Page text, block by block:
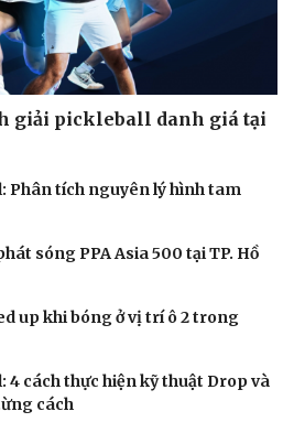
giải pickleball danh giá tại
Phân tích nguyên lý hình tam
sóng PPA Asia 500 tại TP. Hồ
up khi bóng ở vị trí ô 2 trong
4 cách thực hiện kỹ thuật Drop và
cách